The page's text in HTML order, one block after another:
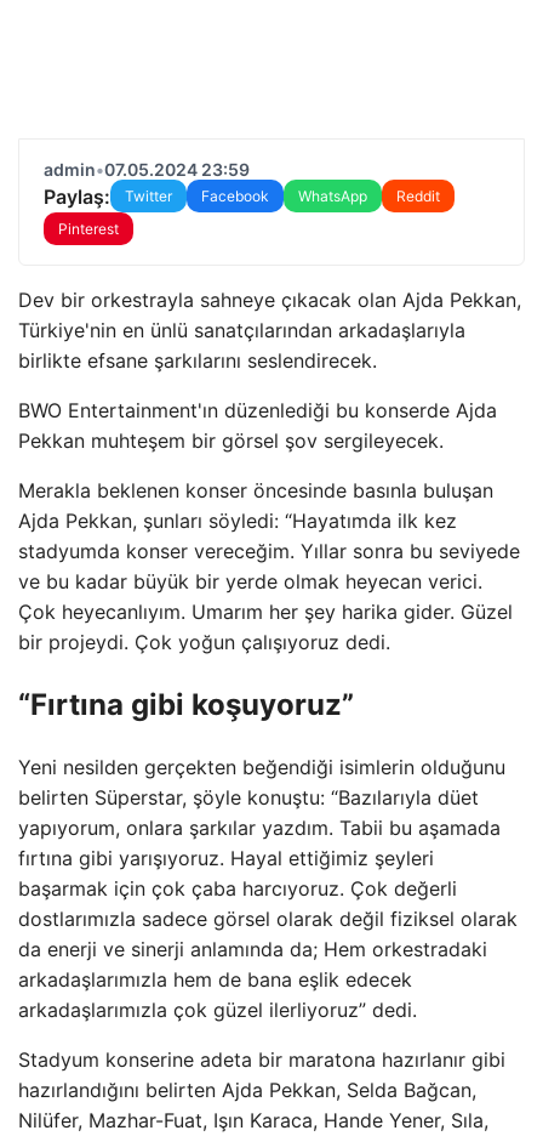
admin•07.05.2024 23:59
Paylaş: Twitter Facebook WhatsApp
Reddit
Pinterest
Dev bir orkestrayla sahneye çıkacak olan Ajda Pekkan,
Türkiye'nin en ünlü sanatçılarından arkadaşlarıyla
birlikte efsane şarkılarını seslendirecek.
BWO Entertainment'ın düzenlediği bu konserde Ajda
Pekkan muhteşem bir görsel şov sergileyecek.
Merakla beklenen konser öncesinde basınla buluşan
Ajda Pekkan, şunları söyledi: “Hayatımda ilk kez
stadyumda konser vereceğim. Yıllar sonra bu seviyede
ve bu kadar büyük bir yerde olmak heyecan verici.
Çok heyecanlıyım. Umarım her şey harika gider. Güzel
bir projeydi. Çok yoğun çalışıyoruz dedi.
“Fırtına gibi koşuyoruz”
Yeni nesilden gerçekten beğendiği isimlerin olduğunu
belirten Süperstar, şöyle konuştu: “Bazılarıyla düet
yapıyorum, onlara şarkılar yazdım. Tabii bu aşamada
fırtına gibi yarışıyoruz. Hayal ettiğimiz şeyleri
başarmak için çok çaba harcıyoruz. Çok değerli
dostlarımızla sadece görsel olarak değil fiziksel olarak
da enerji ve sinerji anlamında da; Hem orkestradaki
arkadaşlarımızla hem de bana eşlik edecek
arkadaşlarımızla çok güzel ilerliyoruz” dedi.
Stadyum konserine adeta bir maratona hazırlanır gibi
hazırlandığını belirten Ajda Pekkan, Selda Bağcan,
Nilüfer, Mazhar-Fuat, Işın Karaca, Hande Yener, Sıla,